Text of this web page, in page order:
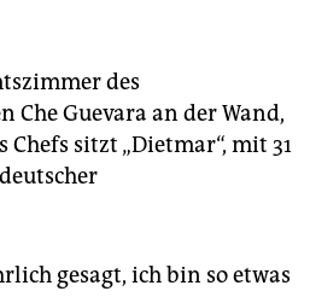
des
Guevara an der Wand,
Chefs sitzt „Dietmar“, mit 31
gesagt, ich bin so etwas